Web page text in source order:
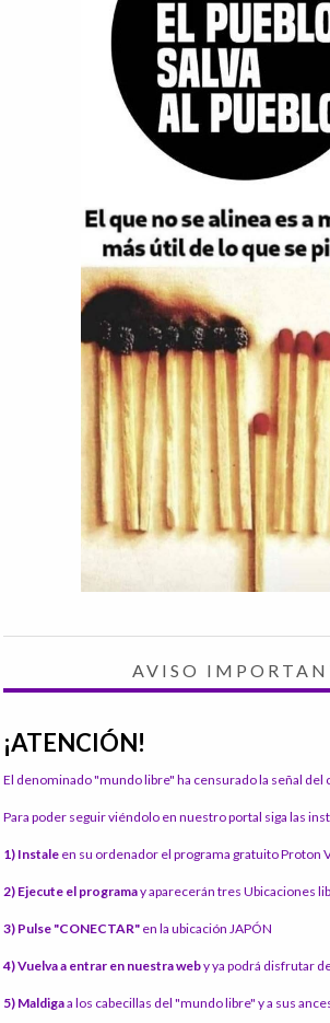
AVISO
¡ATENCIÓN!
El denominado "mundo libre" ha censurado la señal del
Para poder seguir viéndolo en nuestro portal siga las
1) Instale en su ordenador el programa gratuito Proton
2) Ejecute el programay aparecerán tres Ubicaciones
3) Pulse "CONECTAR" en la ubicación JAPÓN
4) Vuelva a entrar en nuestra weby ya podrá disfrutar
5) Maldigaa los cabecillas del "mundo libre" y a sus